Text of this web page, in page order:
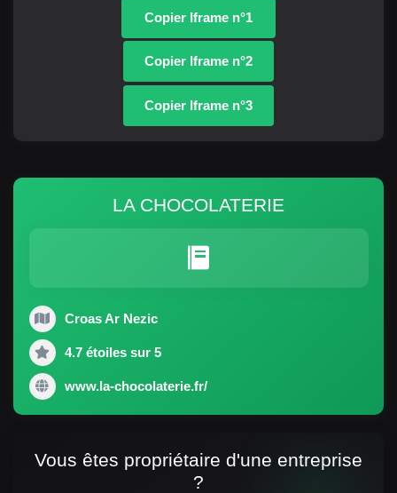
Copier Iframe n°1
Copier Iframe n°2
Copier Iframe n°3
LA CHOCOLATERIE
Croas Ar Nezic
4.7 étoiles sur 5
www.la-chocolaterie.fr/
Vous êtes propriétaire d'une entreprise
?